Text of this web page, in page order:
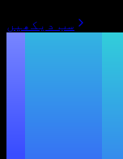
سب دیکھیں